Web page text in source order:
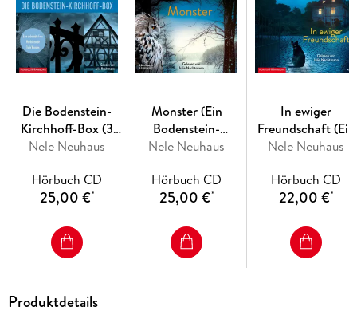
CD Standard Audio Format. Lesung. Gekürzte Ausgabe
Die Bodenstein-
Kirchhoff-Box (3
Hörbücher)
Nele Neuhaus
Hörbuch CD
25,00 €*
Monster (Ein
Bodenstein-
Kirchhoff-Krimi 11)
Nele Neuhaus
Hörbuch CD
25,00 €*
In ewiger
Freundschaft (Ein
Bodenstein-
Nele Neuhaus
Hörbuch CD
22,00 €*
Produktdetails